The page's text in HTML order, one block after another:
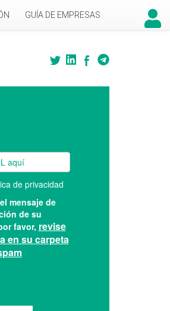
GUÍA DE EMPRESAS